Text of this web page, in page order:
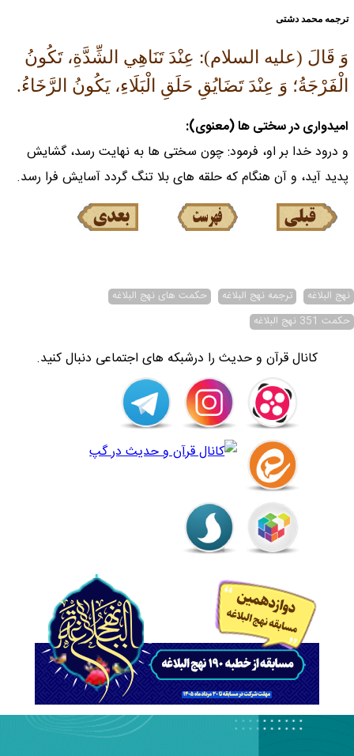
ترجمه محمد دشتی
وَ قَالَ (عليه السلام): عِنْدَ تَنَاهِي الشِّدَّةِ، تَكُونُ
الْفَرْجَةُ؛ وَ عِنْدَ تَضَايُقِ حَلَقِ الْبَلَاءِ، يَكُونُ الرَّخَاءُ.
اميدوارى در سختى ها (معنوى):
و درود خدا بر او، فرمود: چون سختى ها به نهايت رسد، گشايش
پديد آيد، و آن هنگام كه حلقه هاى بلا تنگ گردد آسايش فرا رسد.
نهج البلاغه ترجمه نهج البلاغه
حکمت های نهج البلاغه
حکمت 351 نهج البلاغه
کانال قرآن و حدیث را درشبکه های اجتماعی دنبال کنید.